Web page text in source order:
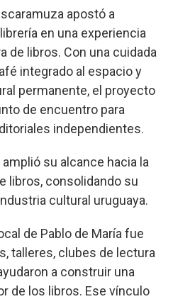
apostó a
en una experiencia
de libros. Con una cuidada
integrado al espacio y
permanente, el proyecto
de encuentro para
independientes.
su alcance hacia la
libros, consolidando su
cultural uruguaya.
de Pablo de María fue
talleres, clubes de lectura
a construir una
de los libros. Ese vínculo